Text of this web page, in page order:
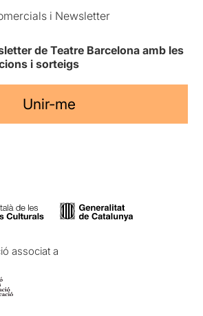
i Newsletter
de Teatre Barcelona amb les
i sorteigs
Unir-me
associat a